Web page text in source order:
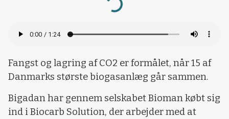
Fangst og lagring af CO2 er formålet, når 15 af
Danmarks største biogasanlæg går sammen.
Bigadan har gennem selskabet Bioman købt sig
ind i Biocarb Solution, der arbejder med at